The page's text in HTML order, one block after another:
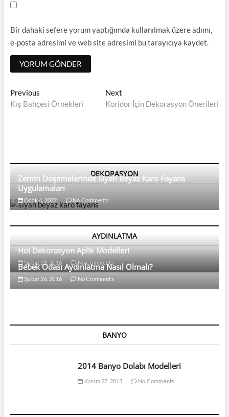
Bir dahaki sefere yorum yaptığımda kullanılmak üzere adımı,
e-posta adresimi ve web site adresimi bu tarayıcıya kaydet.
Yazı
dolaşımı
PreviousPrevious
post:
Kış Bahçesi Örnekleri
Next
post:
Koridor İçin Dekorasyon Önerileri
DEKORASYON
Zemin Döşemelerinde Siyah Beyaz Karo Fayans
Uygulamaları
Ocak 4, 2022 No Comments
AYDINLATMA
Hol Dekorasyon Aplik Modelleri
Şubat 28, 2016 No Comments
Bebek Odası Aydınlatma Nasıl Olmalı?
Şubat 26, 2016 No Comments
BANYO
2014 Banyo Dolabı Modelleri
Kasım 27, 2013 No Comments